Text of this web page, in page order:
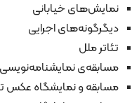
نمایش‌های خیابانی
دیگرگونه‌های اجرایی
تئاتر ملل
مسابقه‌ی نمایشنامه‌نویسی
مسابقه و نمایشگاه عکس